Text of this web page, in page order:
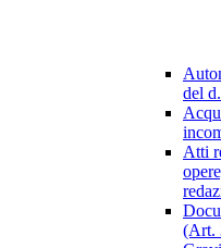
del
Atti
(Art.